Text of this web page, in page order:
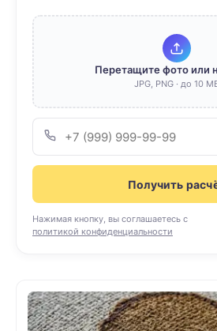
Перетащите фото или
JPG, PNG · до 10
Получить
Нажимая кнопку, вы соглашаетесь с
политикой конфиденциальности